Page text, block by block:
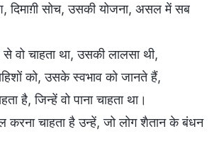
दिमाग़ी सोच, उसकी योजना, असल में सब
चाहता था, उसकी लालसा थी,
को, उसके स्वभाव को जानते हैं,
है, जिन्हें वो पाना चाहता था।
करना चाहता है उन्हें, जो लोग शैतान के बंधन